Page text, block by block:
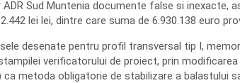
Sud Muntenia documente false si
lei lei, dintre care suma de 6.930.138 euro
desenate pentru profil transversal tip I,
verificatorului de proiect, prin
metoda obligatorie de stabilizare a balastului